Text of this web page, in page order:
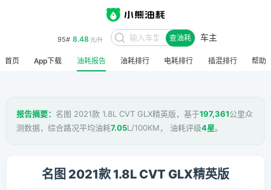
95# 8.48 元/升 查油耗 车主
首页 App下载 油耗报告 油耗排行 电耗排行 插混排行 帮助
报告摘要： 名图 2021款 1.8L CVT GLX精英版，基于197,361公里众
测数据，综合路况平均油耗7.05L/100KM， 油耗评级4星。
名图 2021款 1.8L CVT GLX精英版